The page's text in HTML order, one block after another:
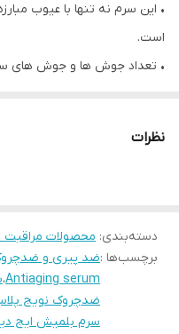
• این سرم نه تنها با عیوب
است.
• تعداد جوش ها و جوش های
• تولید کلاژن را برای مبارزه
• بافت ژل سبک به سرعت جذب
نظرات
دسته‌بندی: محصولات مراقبت
برچسب‌ها :ضد پیری و
Antiaging serum،
ضدچروک نویج
سرم بلمیش ایج